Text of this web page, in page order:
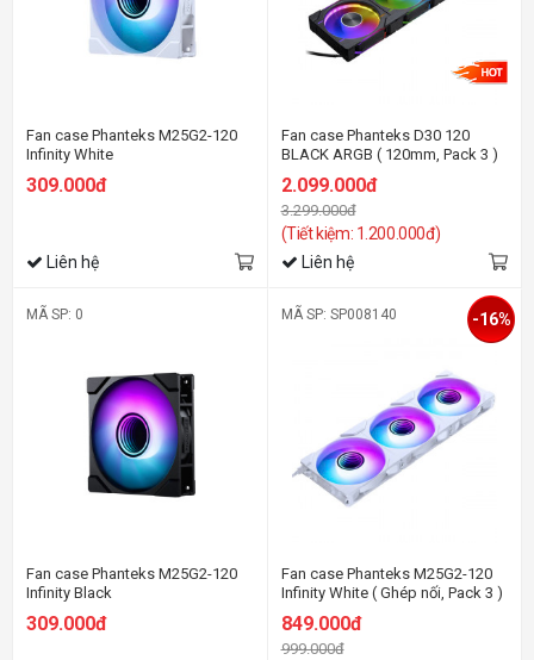
Fan case Phanteks M25G2-120
Infinity White
309.000đ
Liên hệ
Fan case Phanteks D30 120
BLACK ARGB ( 120mm, Pack 3 )
2.099.000đ
3.299.000đ
(Tiết kiệm: 1.200.000đ)
Liên hệ
MÃ SP: 0
Fan case Phanteks M25G2-120
Infinity Black
309.000đ
MÃ SP: SP008140
Fan case Phanteks M25G2-120
Infinity White ( Ghép nối, Pack 3 )
849.000đ
999.000đ
-16%